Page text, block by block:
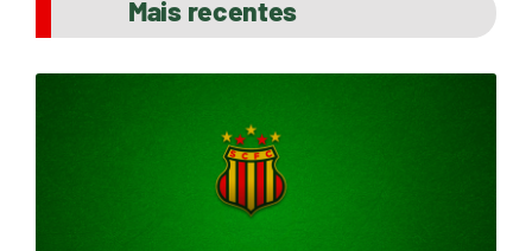
Mais recentes